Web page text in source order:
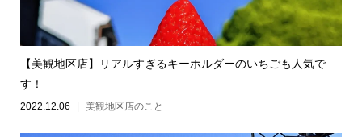
【美観地区店】リアルすぎるキーホルダーのいちごも人気で
す！
2022.12.06 美観地区店のこと